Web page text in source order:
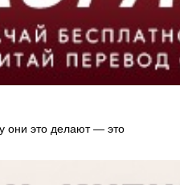
они это делают — это